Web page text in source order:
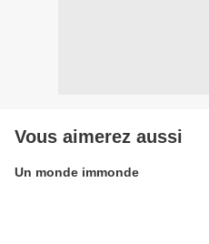
Vous aimerez aussi
Un monde immonde